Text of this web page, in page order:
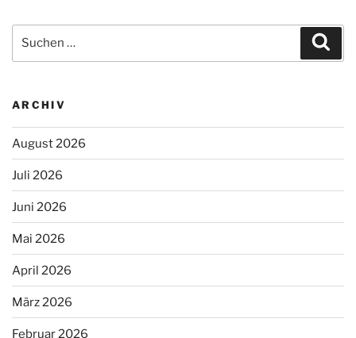
nach:
ARCHIV
August 2026
Juli 2026
Juni 2026
Mai 2026
April 2026
März 2026
Februar 2026